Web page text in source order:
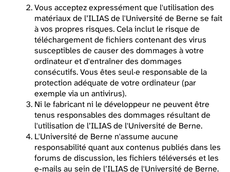
Vous acceptez expressément que l'utilisation des
matériaux de l’ILIAS de l'Université de Berne se fait
à vos propres risques. Cela inclut le risque de
téléchargement de fichiers contenant des virus
susceptibles de causer des dommages à votre
ordinateur et d'entraîner des dommages
consécutifs. Vous êtes seul·e responsable de la
protection adéquate de votre ordinateur (par
exemple via un antivirus).
Ni le fabricant ni le développeur ne peuvent être
tenus responsables des dommages résultant de
l'utilisation de l’ILIAS de l'Université de Berne.
L'Université de Berne n'assume aucune
responsabilité quant aux contenus publiés dans les
forums de discussion, les fichiers téléversés et les
e-mails au sein de l’ILIAS de l'Université de Berne.